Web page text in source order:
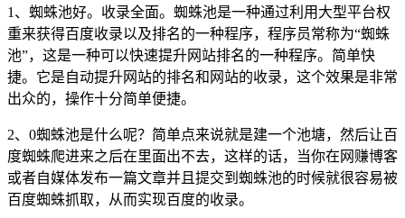
1、蜘蛛池好。收录全面。蜘蛛池是一种通过利用大型平台权
重来获得百度收录以及排名的一种程序，程序员常称为“蜘蛛
池”，这是一种可以快速提升网站排名的一种程序。简单快
捷。它是自动提升网站的排名和网站的收录，这个效果是非常
出众的，操作十分简单便捷。
2、0蜘蛛池是什么呢？简单点来说就是建一个池塘，然后让百
度蜘蛛爬进来之后在里面出不去，这样的话，当你在网赚博客
或者自媒体发布一篇文章并且提交到蜘蛛池的时候就很容易被
百度蜘蛛抓取，从而实现百度的收录。